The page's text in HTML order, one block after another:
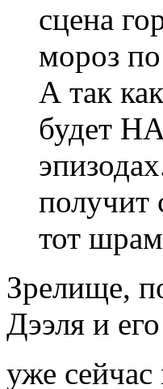
сцена
мороз
А так
будет
получит
тот
Зрелище,
Дээля и
уже